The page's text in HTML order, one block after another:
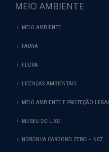
MEIO AMBIENTE
MEIO AMBIENTE
FAUNA
FLORA
LICENÇAS AMBIENTAIS
MEIO AMBIENTE E PROTEÇÃO LEGAL
MUSEU DO LIXO
NORONHA CARBONO ZERO – NCZ